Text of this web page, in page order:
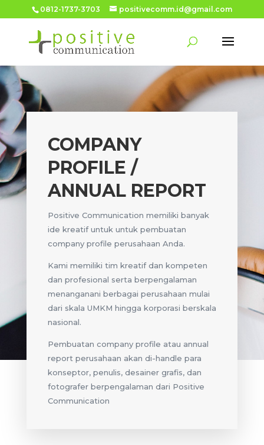
0812-1737-3703 positivecomm.id@gmail.com
COMPANY
PROFILE /
ANNUAL REPORT
Positive Communication memiliki banyak
ide kreatif untuk untuk pembuatan
company profile perusahaan Anda.
Kami memiliki tim kreatif dan kompeten
dan profesional serta berpengalaman
menanganani berbagai perusahaan mulai
dari skala UMKM hingga korporasi berskala
nasional.
Pembuatan company profile atau annual
report perusahaan akan di-handle para
konseptor, penulis, desainer grafis, dan
fotografer berpengalaman dari Positive
Communication